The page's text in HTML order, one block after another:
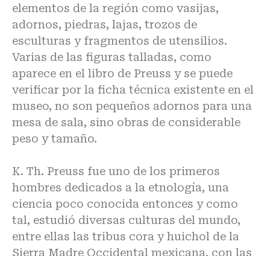
elementos de la región como vasijas,
adornos, piedras, lajas, trozos de
esculturas y fragmentos de utensilios.
Varias de las figuras talladas, como
aparece en el libro de Preuss y se puede
verificar por la ficha técnica existente en el
museo, no son pequeños adornos para una
mesa de sala, sino obras de considerable
peso y tamaño.
K. Th. Preuss fue uno de los primeros
hombres dedicados a la etnología, una
ciencia poco conocida entonces y como
tal, estudió diversas culturas del mundo,
entre ellas las tribus cora y huichol de la
Sierra Madre Occidental mexicana, con las